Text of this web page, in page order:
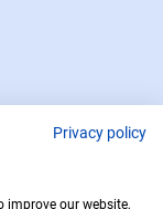
Privacy policy
improve our website,